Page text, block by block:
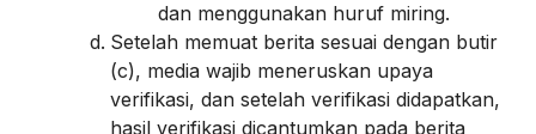
dan menggunakan huruf miring.
Setelah memuat berita sesuai dengan butir
(c), media wajib meneruskan upaya
verifikasi, dan setelah verifikasi didapatkan,
hasil verifikasi dicantumkan pada berita